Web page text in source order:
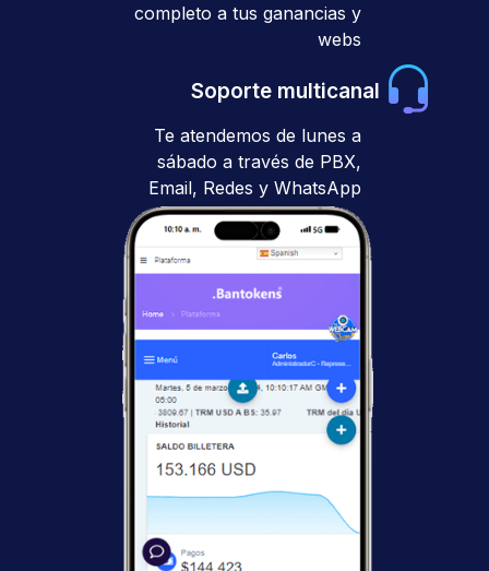
completo a tus ganancias y
webs
Soporte multicanal
Te atendemos de lunes a
sábado a través de PBX,
Email, Redes y WhatsApp